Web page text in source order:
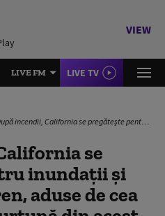
VIEW
LIVE FM LIVE TV
incendii, California se pregăteşte pentru inundaţii şi alunecări de teren, aduse de cea mai puternică furtună din acest sezon
se
inundaţii şi
aduse de cea